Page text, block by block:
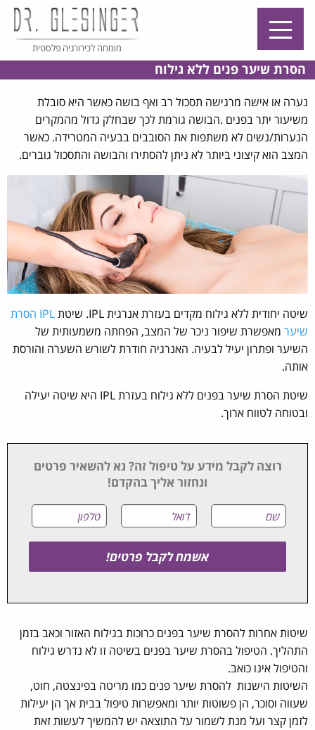
מומחה לכירורגיה פלסטית
הסרת שיער פנים ללא גילוח
נערה או אישה מרגישה תסכול רב ואף בושה כאשר היא סובלת
משיעור יתר בפנים .הבושה גורמת לכך שבחלק גדול מהמקרים
הנערות/נשים לא משתפות את הסובבים בבעיה המטרידה. כאשר
המצב הוא קיצוני ביותר לא ניתן להסתירו והבושה והתסכול גוברים.
שיטה יחודית ללא גילוח מקדים בעזרת אנרגית IPL. שיטת
IPL הסרת
שיער מאפשרת שיפור ניכר של המצב, הפחתה משמעותית של
השיער ופתרון יעיל לבעיה. האנרגיה חודרת לשורש השערה והורסת
אותה.
שיטת הסרת שיער בפנים ללא גילוח בעזרת IPL היא שיטה יעילה
ובטוחה לטווח ארוך.
רוצה לקבל מידע על טיפול זה? נא להשאיר פרטים
ונחזור אליך בהקדם!
שיטות אחרות להסרת שיער בפנים כרוכות בגילוח האזור וכאב בזמן
התהליך. הטיפול בהסרת שיער בפנים בשיטה זו לא נדרש גילוח
והטיפול אינו כואב.
השיטות הישנות להסרת שיער פנים כמו מריטה בפינצטה, חוט,
שעווה וסוכר, הן פשוטות יותר ומאפשרות טיפול בבית אך הן יעילות
לזמן קצר ועל מנת לשמור על התוצאה יש להמשיך לעשות זאת